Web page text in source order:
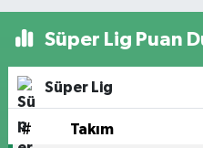
Süper Lig Puan
Süper Lig
# Takım